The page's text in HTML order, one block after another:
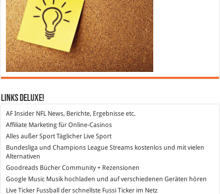
Links DeLuXe!
AF Insider NFL News, Berichte, Ergebnisse etc.
Affiliate Marketing für Online-Casinos
Alles außer Sport Täglicher Live Sport
Bundesliga und Champions League Streams kostenlos und mit vielen
Alternativen
Goodreads Bücher Community + Rezensionen
Google Music Musik hochladen und auf verschiedenen Geräten hören
Live Ticker Fussball der schnellste Fussi Ticker im Netz